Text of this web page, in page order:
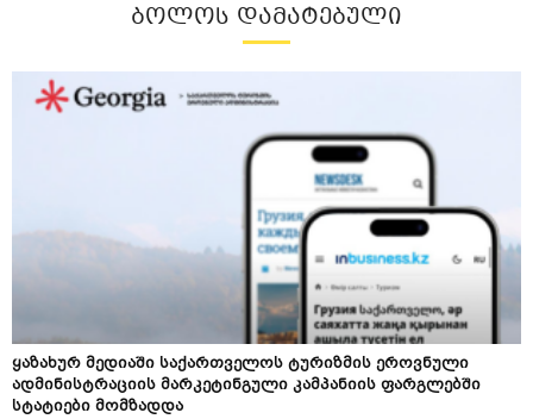
ᲑᲝᲚᲝᲡ ᲓᲐᲛᲐᲢᲔᲑᲣᲚᲘ
ყაზახურ მედიაში საქართველოს ტურიზმის ეროვნული
ადმინისტრაციის მარკეტინგული კამპანიის ფარგლებში
სტატიები მომზადდა